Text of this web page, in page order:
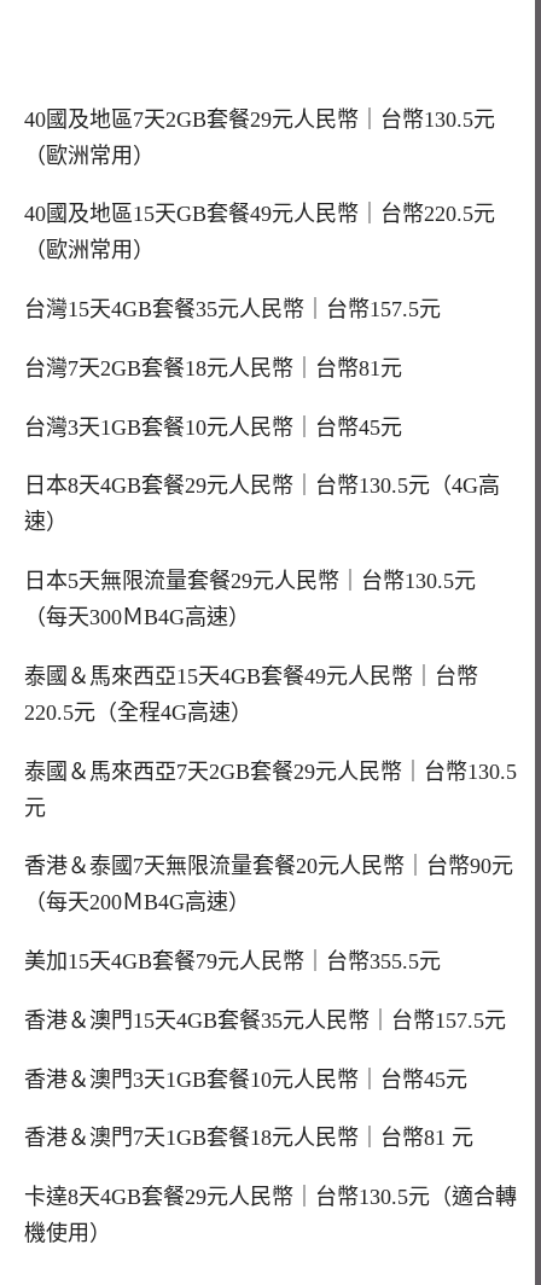
40國及地區7天2GB套餐29元人民幣｜台幣130.5元
（歐洲常用）
40國及地區15天GB套餐49元人民幣｜台幣220.5元
（歐洲常用）
台灣15天4GB套餐35元人民幣｜台幣157.5元
台灣7天2GB套餐18元人民幣｜台幣81元
台灣3天1GB套餐10元人民幣｜台幣45元
日本8天4GB套餐29元人民幣｜台幣130.5元（4G高
速）
日本5天無限流量套餐29元人民幣｜台幣130.5元
（每天300ＭB4G高速）
泰國＆馬來西亞15天4GB套餐49元人民幣｜台幣
220.5元（全程4G高速）
泰國＆馬來西亞7天2GB套餐29元人民幣｜台幣130.5
元
香港＆泰國7天無限流量套餐20元人民幣｜台幣90元
（每天200ＭB4G高速）
美加15天4GB套餐79元人民幣｜台幣355.5元
香港＆澳門15天4GB套餐35元人民幣｜台幣157.5元
香港＆澳門3天1GB套餐10元人民幣｜台幣45元
香港＆澳門7天1GB套餐18元人民幣｜台幣81 元
卡達8天4GB套餐29元人民幣｜台幣130.5元（適合轉
機使用）